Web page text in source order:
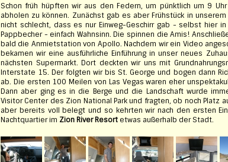
Schon früh hüpften wir aus den Federn, um pünktlich um 9
abholen zu können. Zunächst gab es aber Frühstück in
nicht schlecht, dass es nur Einweg-Geschirr gab - selbst hier
Pappbecher - einfach Wahnsinn. Die spinnen die Amis!
bald die Anmietstation von Apollo. Nachdem wir ein Video
bekamen wir eine ausführliche Einführung in unser neues
nächsten Supermarkt. Dort deckten wir uns mit
Interstate 15. Der folgten wir bis St. George und bogen dann
ab. Die ersten 100 Meilen von Las Vegas waren eher
Dann aber ging es in die Berge und die Landschaft wurde
Visitor Center des Zion National Park und fragten, ob noch Platz
aber bereits voll belegt und so kehrten wir nach den ersten
Nachtquartier im Zion River Resort etwas außerhalb der Stadt.